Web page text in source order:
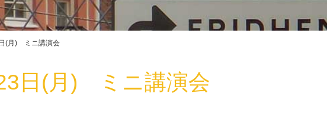
(月) ミニ講演会
日(月) ミニ講演会